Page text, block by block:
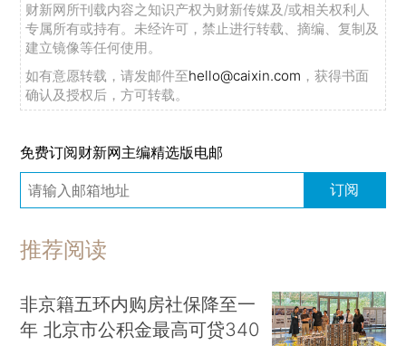
财新网所刊载内容之知识产权为财新传媒及/或相关权利人
专属所有或持有。未经许可，禁止进行转载、摘编、复制及
建立镜像等任何使用。
如有意愿转载，请发邮件至hello@caixin.com ，获得书面
确认及授权后，方可转载。
免费订阅财新网主编精选版电邮
订阅
推荐阅读
非京籍五环内购房社保降至一
年 北京市公积金最高可贷340